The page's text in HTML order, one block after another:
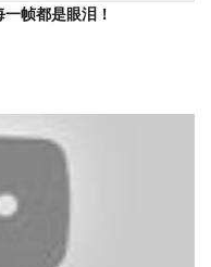
帧都是眼泪！